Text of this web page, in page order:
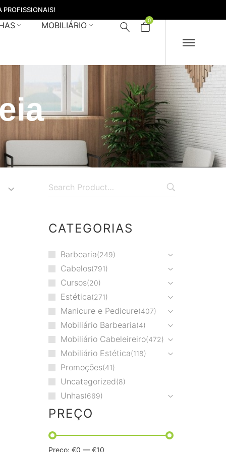
PROFISSIONAIS!
MOBILIÁRIO
0
CATEGORIAS
Barbearia 249
Cabelos 791
Cursos 20
Estética 271
Manicure e Pedicure 407
Mobiliário Barbearia 4
Mobiliário Cabeleireiro 472
Mobiliário Estética 118
Promoções 41
Uncategorized 8
Unhas 669
PREÇO
Preço:€0 —€10